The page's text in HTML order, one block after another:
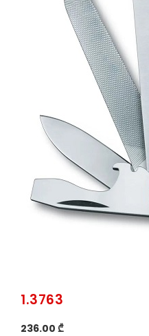
1.3763
236.00 ₾